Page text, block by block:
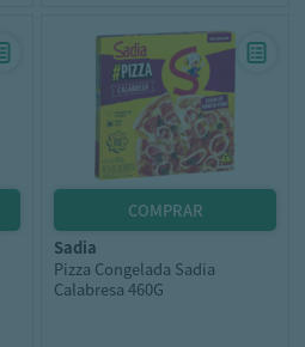
sadia
Pizza Congelada Sadia
Calabresa 460G